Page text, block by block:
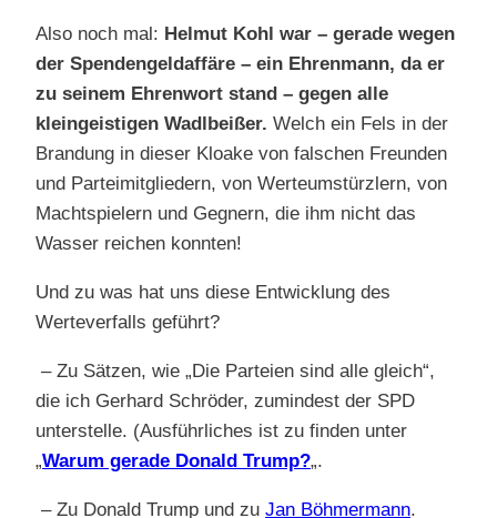
Also noch mal: Helmut Kohl war – gerade wegen
der Spendengeldaffäre – ein Ehrenmann, da er
zu seinem Ehrenwort stand – gegen alle
kleingeistigen Wadlbeißer. Welch ein Fels in der
Brandung in dieser Kloake von falschen Freunden
und Parteimitgliedern, von Werteumstürzlern, von
Machtspielern und Gegnern, die ihm nicht das
Wasser reichen konnten!
Und zu was hat uns diese Entwicklung des
Werteverfalls geführt?
– Zu Sätzen, wie „Die Parteien sind alle gleich“,
die ich Gerhard Schröder, zumindest der SPD
unterstelle. (Ausführliches ist zu finden unter
„Warum gerade Donald Trump?„.
– Zu Donald Trump und zu Jan Böhmermann.